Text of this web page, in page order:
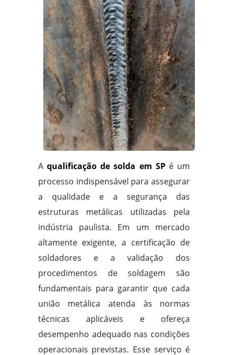
A qualificação de solda em SPé um
processo indispensável para assegurar
a qualidade e a segurança das
estruturas metálicas utilizadas pela
indústria paulista. Em um mercado
altamente exigente, a certificação de
soldadores e a validação dos
procedimentos de soldagem são
fundamentais para garantir que cada
união metálica atenda às normas
técnicas aplicáveis e ofereça
desempenho adequado nas condições
operacionais previstas. Esse serviço é